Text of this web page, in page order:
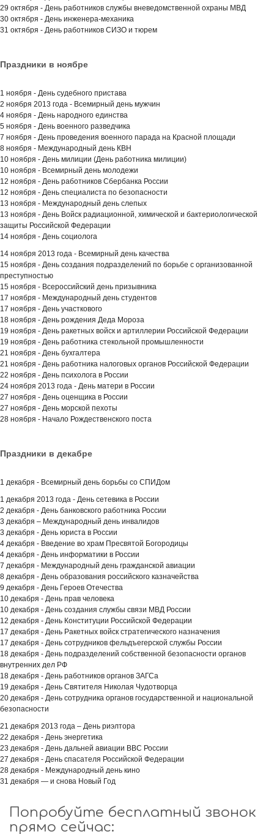
29 октября - День работников службы вневедомственной охраны МВД
30 октября - День инженера-механика
31 октября - День работников СИЗО и тюрем
Праздники в ноябре
1 ноября - День судебного пристава
2 ноября 2013 года - Всемирный день мужчин
4 ноября - День народного единства
5 ноября - День военного разведчика
7 ноября - День проведения военного парада на Красной площади
8 ноября - Международный день КВН
10 ноября - День милиции (День работника милиции)
10 ноября - Всемирный день молодежи
12 ноября - День работников Сбербанка России
12 ноября - День специалиста по безопасности
13 ноября - Международный день слепых
13 ноября - День Войск радиационной, химической и бактериологической
защиты Российской Федерации
14 ноября - День социолога
14 ноября 2013 года - Всемирный день качества
15 ноября - День создания подразделений по борьбе с организованной
преступностью
15 ноября - Всероссийский день призывника
17 ноября - Международный день студентов
17 ноября - День участкового
18 ноября - День рождения Деда Мороза
19 ноября - День ракетных войск и артиллерии Российской Федерации
19 ноября - День работника стекольной промышленности
21 ноября - День бухгалтера
21 ноября - День работника налоговых органов Российской Федерации
22 ноября - День психолога в России
24 ноября 2013 года - День матери в России
27 ноября - День оценщика в России
27 ноября - День морской пехоты
28 ноября - Начало Рождественского поста
Праздники в декабре
1 декабря - Всемирный день борьбы со СПИДом
1 декабря 2013 года - День сетевика в России
2 декабря - День банковского работника России
3 декабря – Международный день инвалидов
3 декабря - День юриста в России
4 декабря - Введение во храм Пресвятой Богородицы
4 декабря - День информатики в России
7 декабря - Международный день гражданской авиации
8 декабря - День образования российского казначейства
9 декабря - День Героев Отечества
10 декабря - День прав человека
10 декабря - День создания службы связи МВД России
12 декабря - День Конституции Российской Федерации
17 декабря - День Ракетных войск стратегического назначения
17 декабря - День сотрудников фельдъегерской службы России
18 декабря - День подразделений собственной безопасности органов
внутренних дел РФ
18 декабря - День работников органов ЗАГСа
19 декабря - День Святителя Николая Чудотворца
20 декабря - День сотрудника органов государственной и национальной
безопасности
21 декабря 2013 года – День риэлтора
22 декабря - День энергетика
23 декабря - День дальней авиации ВВС России
27 декабря - День спасателя Российской Федерации
28 декабря - Международный день кино
31 декабря — и снова Новый Год
Попробуйте бесплатный звонок
прямо сейчас: